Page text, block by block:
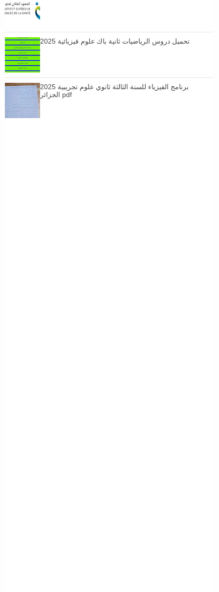
تحميل دروس الرياضيات ثانية باك علوم فيزيائية 2025
برنامج الفيزياء للسنة الثالثة ثانوي علوم تجريبية 2025
الجزائر pdf